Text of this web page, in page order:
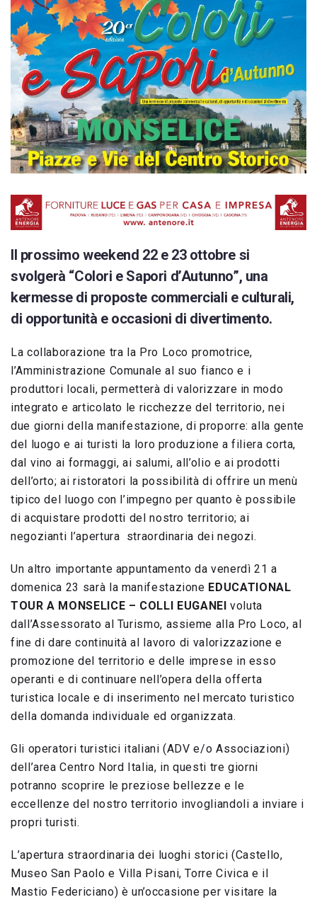
Il prossimo weekend 22 e 23 ottobre si
svolgerà “Colori e Sapori d’Autunno”, una
kermesse di proposte commerciali e culturali,
di opportunità e occasioni di divertimento.
La collaborazione tra la Pro Loco promotrice,
l’Amministrazione Comunale al suo fianco e i
produttori locali, permetterà di valorizzare in modo
integrato e articolato le ricchezze del territorio, nei
due giorni della manifestazione, di proporre: alla gente
del luogo e ai turisti la loro produzione a filiera corta,
dal vino ai formaggi, ai salumi, all’olio e ai prodotti
dell’orto; ai ristoratori la possibilità di offrire un menù
tipico del luogo con l’impegno per quanto è possibile
di acquistare prodotti del nostro territorio; ai
negozianti l’apertura straordinaria dei negozi.
Un altro importante appuntamento da venerdì 21 a
domenica 23 sarà la manifestazione EDUCATIONAL
TOUR A MONSELICE – COLLI EUGANEI voluta
dall’Assessorato al Turismo, assieme alla Pro Loco, al
fine di dare continuità al lavoro di valorizzazione e
promozione del territorio e delle imprese in esso
operanti e di continuare nell’opera della offerta
turistica locale e di inserimento nel mercato turistico
della domanda individuale ed organizzata.
Gli operatori turistici italiani (ADV e/o Associazioni)
dell’area Centro Nord Italia, in questi tre giorni
potranno scoprire le preziose bellezze e le
eccellenze del nostro territorio invogliandoli a inviare i
propri turisti.
L’apertura straordinaria dei luoghi storici (Castello,
Museo San Paolo e Villa Pisani, Torre Civica e il
Mastio Federiciano) è un’occasione per visitare la